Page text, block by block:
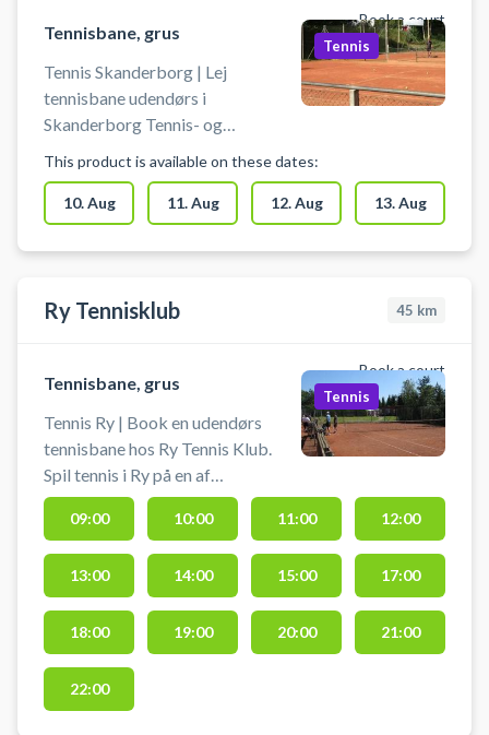
Vejen.
Book a court
Tennisbane, grus
Tennis Skanderborg | Lej
tennisbane udendørs i
Skanderborg Tennis- og
tennisbane og spil tennis i
Skanderborg på grusbanerne i
tennisklubbens afdeling ved
Dyrehaven. Mulighed for gratis
Dyrehaven.
Tennis
This product is available on these dates:
10. Aug 11. Aug 12. Aug 13. Aug
Ry Tennisklub 45 km
Book a court
Tennisbane, grus
Tennis Ry | Book en udendørs
tennisbane hos Ry Tennis Klub.
Spil tennis i Ry på en af
tennisklubbens grusbaner.
Tennisbaner i Ry er beliggende på
Thorsvej 32B, 8680 Ry - ved Ry
Tennis.
Tennis
09:00 10:00 11:00 12:00
13:00 14:00 15:00 17:00
18:00 19:00 20:00 21:00
22:00